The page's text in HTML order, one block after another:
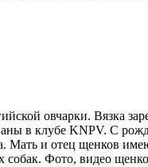
овчарки. Вязка
в клубе KNPV. С
Мать и отец щенков
Фото, видео